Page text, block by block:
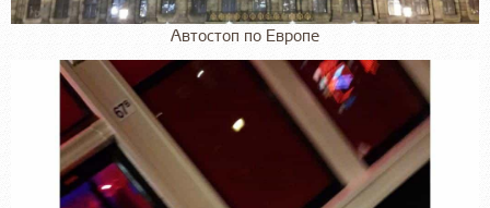
Автостоп по Европе